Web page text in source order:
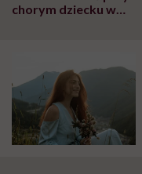
chorym dziecku w
wyobraźni"